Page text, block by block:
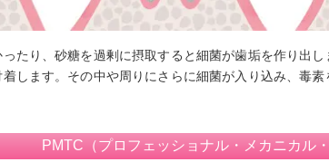
たり、砂糖を過剰に摂取すると細菌が歯垢を作り出
します。その中や周りにさらに細菌が入り込み、毒
PMTC（プロフェッショナル・メカニカル